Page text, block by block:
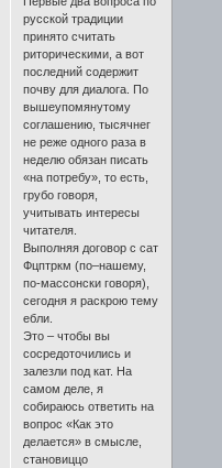
русской традиции
принято считать
риторическими, а вот
последний содержит
почву для диалога. По
вышеупомянутому
соглашению, тысячнег
не реже одного раза в
неделю обязан писать
«на потребу», то есть,
грубо говоря,
учитывать интересы
читателя.
Выполняя договор с сат
Фцптркм (по–нашему,
по-массонски говоря),
сегодня я раскрою тему
ебли.
Это – чтобы вы
сосредоточились и
залезли под кат. На
самом деле, я
собираюсь ответить на
вопрос «Как это
делается» в смысле,
становиццо